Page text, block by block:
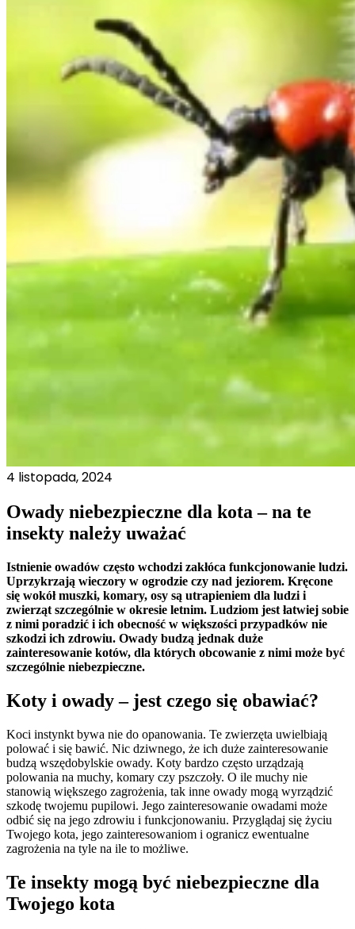
4 listopada, 2024
Owady niebezpieczne dla kota – na te
insekty należy uważać
Istnienie owadów często wchodzi zakłóca funkcjonowanie ludzi.
Uprzykrzają wieczory w ogrodzie czy nad jeziorem. Kręcone
się wokół muszki, komary, osy są utrapieniem dla ludzi i
zwierząt szczególnie w okresie letnim. Ludziom jest łatwiej sobie
z nimi poradzić i ich obecność w większości przypadków nie
szkodzi ich zdrowiu. Owady budzą jednak duże
zainteresowanie kotów, dla których obcowanie z nimi może być
szczególnie niebezpieczne.
Koty i owady – jest czego się obawiać?
Koci instynkt bywa nie do opanowania. Te zwierzęta uwielbiają
polować i się bawić. Nic dziwnego, że ich duże zainteresowanie
budzą wszędobylskie owady. Koty bardzo często urządzają
polowania na muchy, komary czy pszczoły. O ile muchy nie
stanowią większego zagrożenia, tak inne owady mogą wyrządzić
szkodę twojemu pupilowi. Jego zainteresowanie owadami może
odbić się na jego zdrowiu i funkcjonowaniu. Przyglądaj się życiu
Twojego kota, jego zainteresowaniom i ogranicz ewentualne
zagrożenia na tyle na ile to możliwe.
Te insekty mogą być niebezpieczne dla
Twojego kota